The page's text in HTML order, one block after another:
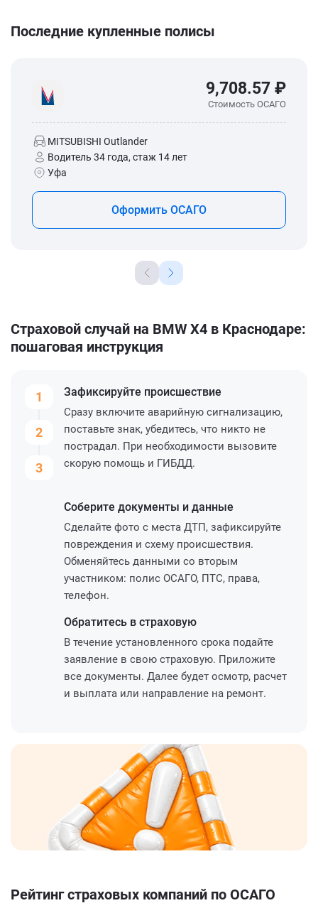
Последние купленные полисы
9,708.57 ₽
Стоимость ОСАГО
MITSUBISHI Outlander
Водитель 34 года, стаж 14 лет
Уфа
Оформить ОСАГО
Страховой случай на BMW X4 в Краснодаре:
пошаговая инструкция
1
2
3
Зафиксируйте происшествие
Сразу включите аварийную сигнализацию,
поставьте знак, убедитесь, что никто не
пострадал. При необходимости вызовите
скорую помощь и ГИБДД.
Соберите документы и данные
Сделайте фото с места ДТП, зафиксируйте
повреждения и схему происшествия.
Обменяйтесь данными со вторым
участником: полис ОСАГО, ПТС, права,
телефон.
Обратитесь в страховую
В течение установленного срока подайте
заявление в свою страховую. Приложите
все документы. Далее будет осмотр, расчет
и выплата или направление на ремонт.
Рейтинг страховых компаний по ОСАГО